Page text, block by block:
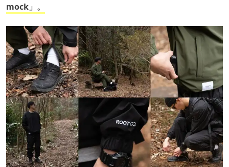
mock」。